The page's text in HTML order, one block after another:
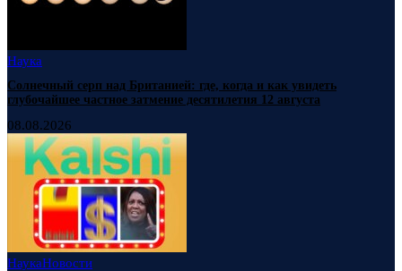
Наука
Солнечный серп над Британией: где, когда и как увидеть
глубочайшее частное затмение десятилетия 12 августа
08.08.2026
НаукаНовости